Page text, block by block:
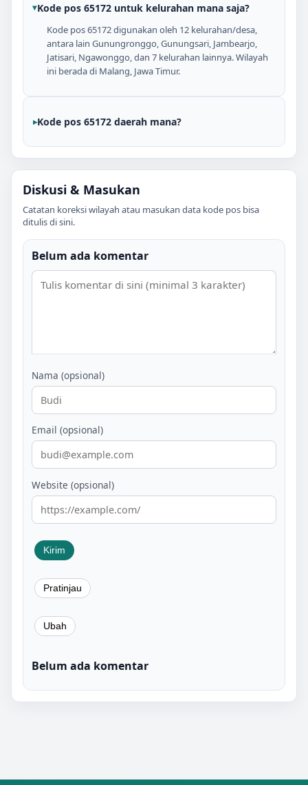
Kode pos 65172 untuk kelurahan mana saja?
Kode pos 65172 digunakan oleh 12 kelurahan/desa,
antara lain Gunungronggo, Gunungsari, Jambearjo,
Jatisari, Ngawonggo, dan 7 kelurahan lainnya. Wilayah
ini berada di Malang, Jawa Timur.
Kode pos 65172 daerah mana?
Diskusi & Masukan
Catatan koreksi wilayah atau masukan data kode pos bisa
ditulis di sini.
Belum ada komentar
Nama (opsional)
Email (opsional)
Website (opsional)
Belum ada komentar